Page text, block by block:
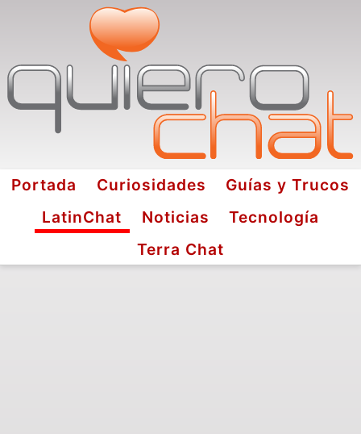
Portada Curiosidades
Guías y Trucos
LatinChat
Noticias
Tecnología
Terra Chat